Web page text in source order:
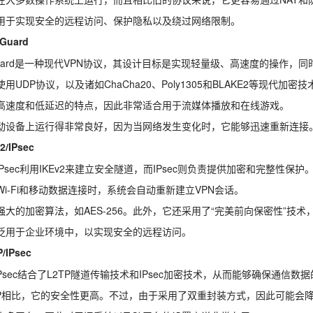
于实现安全的远程访问、保护隐私以及绕过网络限制。
是一种现代VPN协议，其设计目标是实现轻量级、高速度的操作，
用UDP协议，以及诸如ChaCha20、Poly1305和BLAKE2等现代加密技
速度和低延迟的特点，因此非常适合用于流媒体播放和在线游戏。
设备上运行得非常良好，因为当网络发生变化时，它能够迅速重新连接
IPsec
利用IKEv2来建立安全隧道，而IPsec则负责提供加密和完整性保护
Fi和移动数据连接时，系统会自动重新建立VPN会话。
大的加密算法，如AES-256。此外，它还采用了“完美前向保密性”技术
用于企业环境中，以实现安全的远程访问。
IPsec
结合了L2TP隧道传输技术和IPsec加密技术，从而能够确保通信数
比，它的安全性更高。不过，由于采用了双重封装方式，因此可能会